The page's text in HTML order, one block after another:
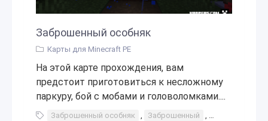
Заброшенный особняк
Карты для Minecraft PE
На этой карте прохождения, вам
предстоит приготовиться к несложному
паркуру, бой с мобами и головоломками....
Заброшенный особняк , Заброшенный , особняк